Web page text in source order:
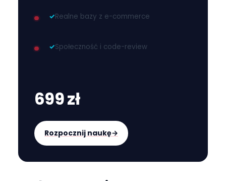
✓Realne bazy z e-commerce
✓Społeczność i code-review
699 zł
Rozpocznij naukę→